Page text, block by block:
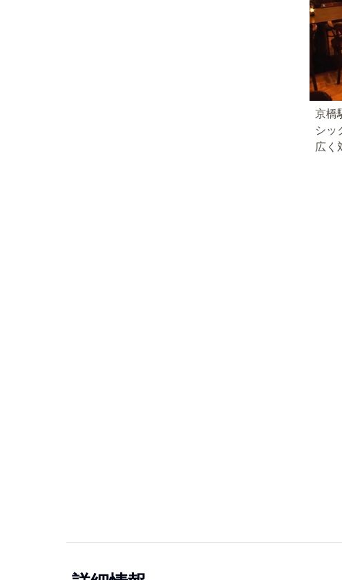
京橋
シッ
広く